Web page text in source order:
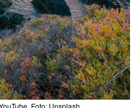
Foto: Unsplash